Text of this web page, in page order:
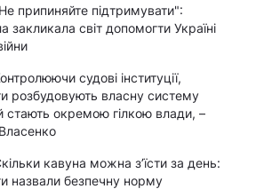
припиняйте підтримувати":
світ допомогти Україні
судові інституції,
розбудовують власну систему
стають окремою гілкою влади, –
кавуна можна з’їсти за день:
назвали безпечну норму